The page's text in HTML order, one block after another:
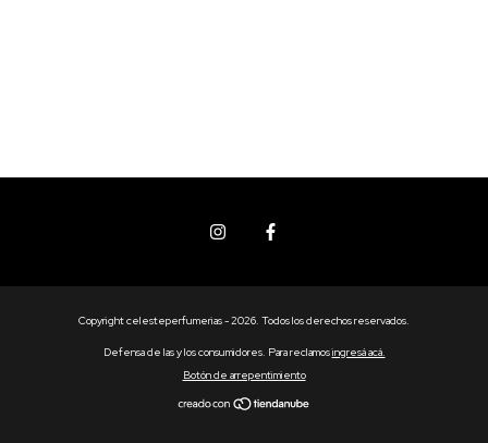
Copyright celesteperfumerias - 2026. Todos los derechos reservados.
Defensa de las y los consumidores. Para reclamosingresá acá.
Botón de arrepentimiento